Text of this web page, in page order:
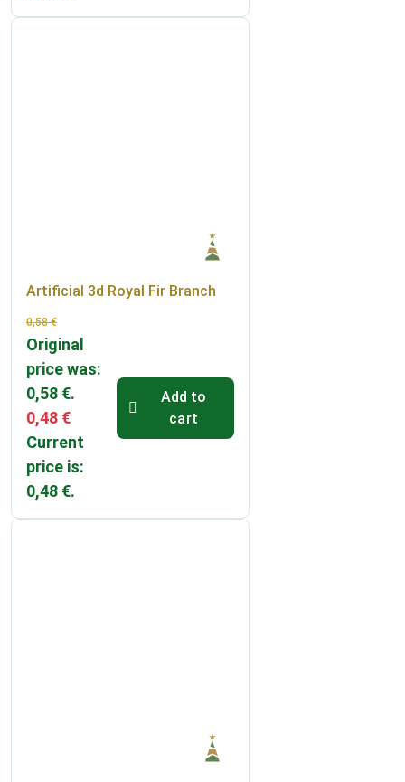
Artificial 3d Royal Fir Branch
0,58€
Original
price was:
0,58 €.
0,48 €
Current
price is:
0,48 €.
Add to
cart